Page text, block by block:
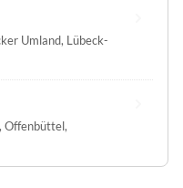
Umland, Lübeck-
, Offenbüttel,